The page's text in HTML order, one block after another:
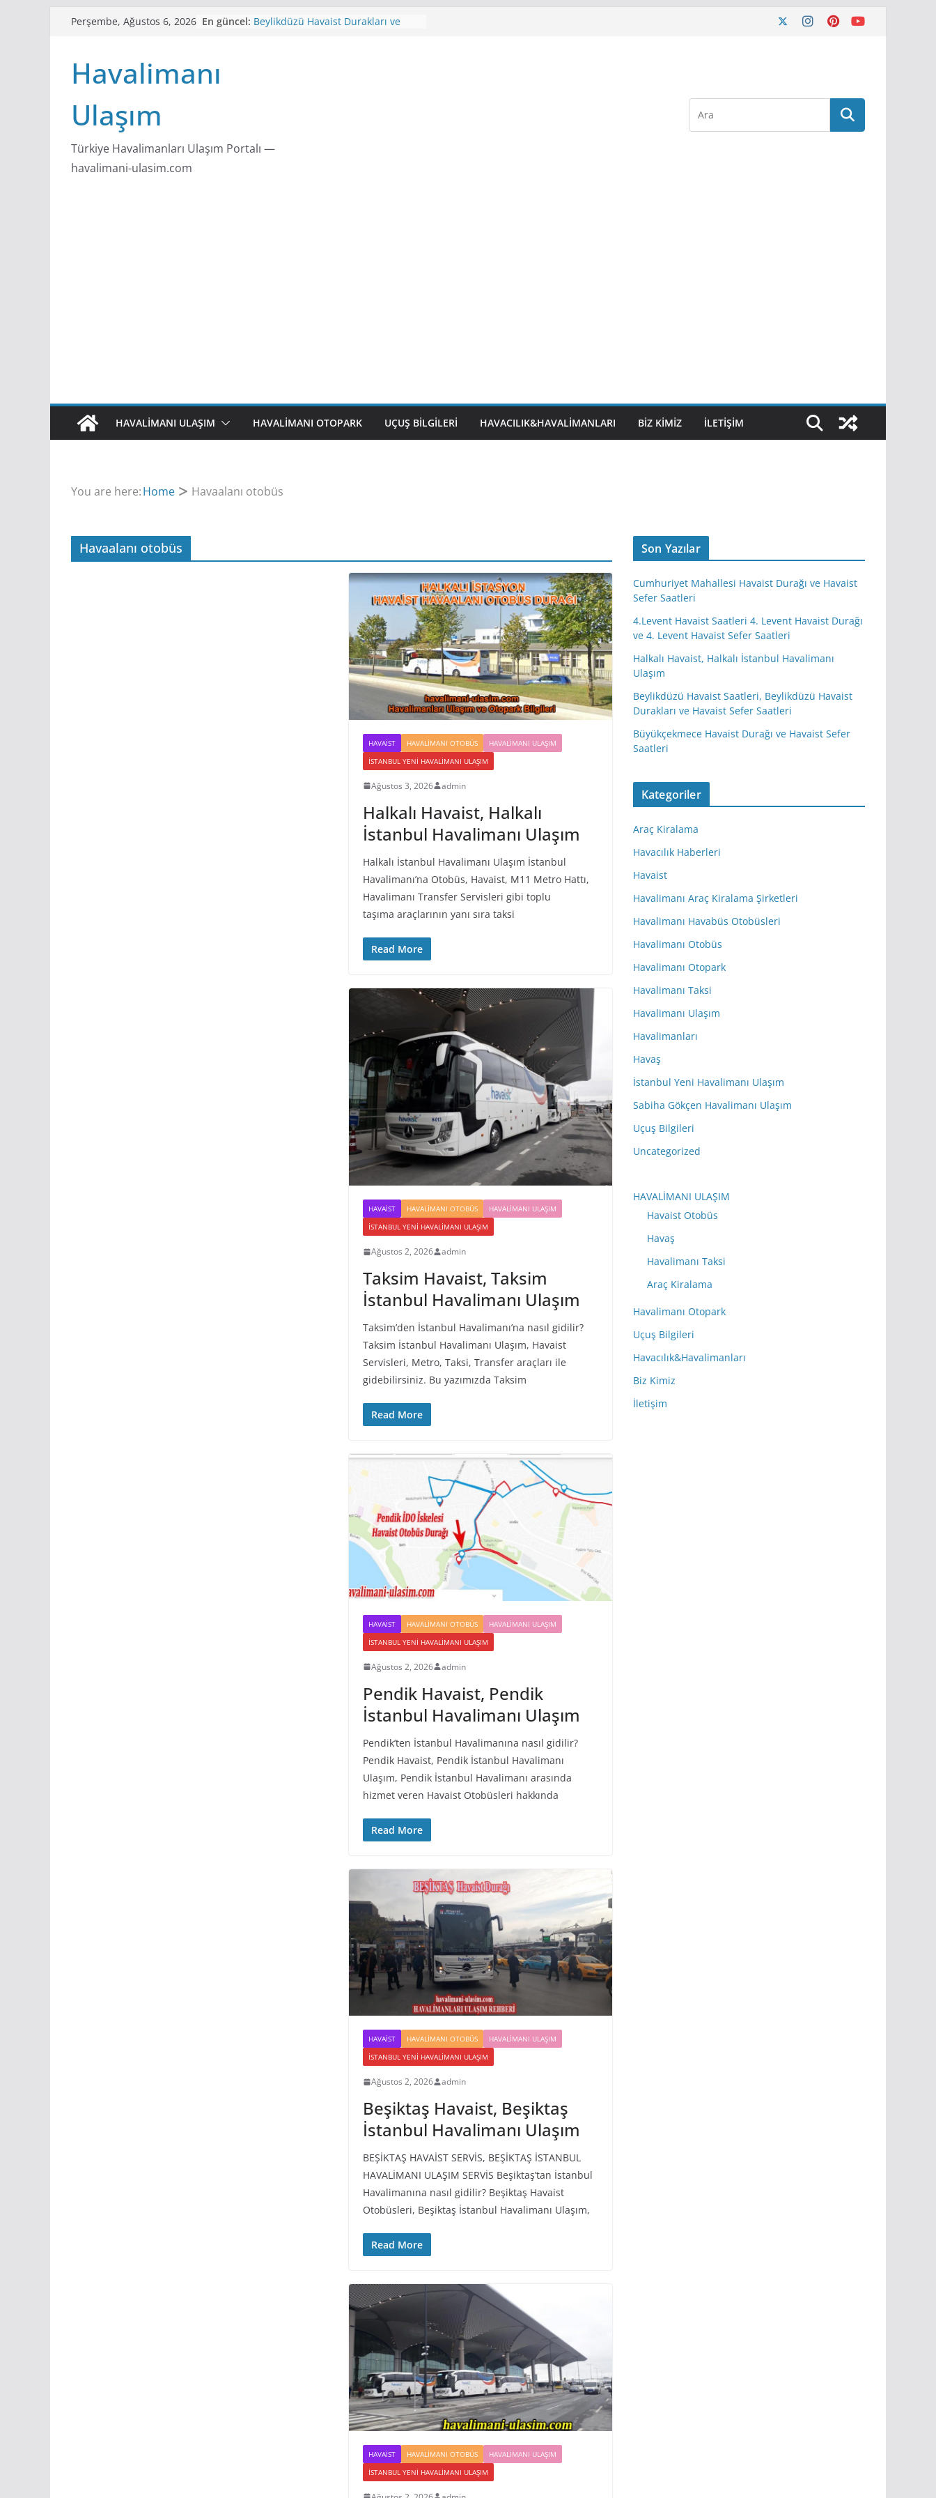
Perşembe, Ağustos 6, 2026 En güncel: Beylikdüzü Havaist Saatleri,
Sefer Saatleri
Havalimanı
Ulaşım
Türkiye Havalimanları Ulaşım Portalı —
havalimani-ulasim.com
HAVALİMANI ULAŞIM HAVALIMANI OTOPARK UÇUŞ BILGILERI HAVACILIK&HAVALIMANLARI BIZ KIMIZ İLETIŞIM
You are here:Home Havaalanı otobüs
Havaalanı otobüs
HAVAIST HAVALIMANI OTOBÜS
HAVALIMANI ULAŞIM
İSTANBUL YENI HAVALIMANI ULAŞIM
Ağustos 3, 2026 admin
Halkalı Havaist, Halkalı
İstanbul Havalimanı Ulaşım
Halkalı İstanbul Havalimanı Ulaşım İstanbul
Havalimanı’na Otobüs, Havaist, M11 Metro Hattı,
Havalimanı Transfer Servisleri gibi toplu
taşıma araçlarının yanı sıra taksi
Read More
HAVAIST HAVALIMANI OTOBÜS
HAVALIMANI ULAŞIM
İSTANBUL YENI HAVALIMANI ULAŞIM
Ağustos 2, 2026 admin
Taksim Havaist, Taksim
İstanbul Havalimanı Ulaşım
Taksim’den İstanbul Havalimanı’na nasıl gidilir?
Taksim İstanbul Havalimanı Ulaşım, Havaist
Servisleri, Metro, Taksi, Transfer araçları ile
gidebilirsiniz. Bu yazımızda Taksim
Read More
HAVAIST HAVALIMANI OTOBÜS
HAVALIMANI ULAŞIM
İSTANBUL YENI HAVALIMANI ULAŞIM
Ağustos 2, 2026 admin
Pendik Havaist, Pendik
İstanbul Havalimanı Ulaşım
Pendik’ten İstanbul Havalimanına nasıl gidilir?
Pendik Havaist, Pendik İstanbul Havalimanı
Ulaşım, Pendik İstanbul Havalimanı arasında
hizmet veren Havaist Otobüsleri hakkında
Read More
HAVAIST HAVALIMANI OTOBÜS
HAVALIMANI ULAŞIM
İSTANBUL YENI HAVALIMANI ULAŞIM
Ağustos 2, 2026 admin
Beşiktaş Havaist, Beşiktaş
İstanbul Havalimanı Ulaşım
BEŞİKTAŞ HAVAİST SERVİS, BEŞİKTAŞ İSTANBUL
HAVALİMANI ULAŞIM SERVİS Beşiktaş’tan İstanbul
Havalimanına nasıl gidilir? Beşiktaş Havaist
Otobüsleri, Beşiktaş İstanbul Havalimanı Ulaşım,
Read More
HAVAIST HAVALIMANI OTOBÜS
HAVALIMANI ULAŞIM
İSTANBUL YENI HAVALIMANI ULAŞIM
Son Yazılar
Cumhuriyet Mahallesi Havaist Durağı ve Havaist
Sefer Saatleri
4.Levent Havaist Saatleri 4. Levent Havaist Durağı
ve 4. Levent Havaist Sefer Saatleri
Halkalı Havaist, Halkalı İstanbul Havalimanı
Ulaşım
Beylikdüzü Havaist Saatleri, Beylikdüzü Havaist
Durakları ve Havaist Sefer Saatleri
Büyükçekmece Havaist Durağı ve Havaist Sefer
Saatleri
Kategoriler
Araç Kiralama
Havacılık Haberleri
Havaist
Havalimanı Araç Kiralama Şirketleri
Havalimanı Havabüs Otobüsleri
Havalimanı Otobüs
Havalimanı Otopark
Havalimanı Taksi
Havalimanı Ulaşım
Havalimanları
Havaş
İstanbul Yeni Havalimanı Ulaşım
Sabiha Gökçen Havalimanı Ulaşım
Uçuş Bilgileri
Uncategorized
HAVALİMANI ULAŞIM
Havaist Otobüs
Havaş
Havalimanı Taksi
Araç Kiralama
Havalimanı Otopark
Uçuş Bilgileri
Havacılık&Havalimanları
Biz Kimiz
İletişim